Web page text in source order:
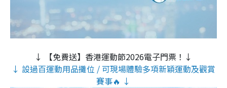
↓ 【免費送】香港運動節2026電子門票！↓
↓ 設過百運動用品攤位 / 可現場體驗多項新穎運動及觀賞
賽事🔥 ↓